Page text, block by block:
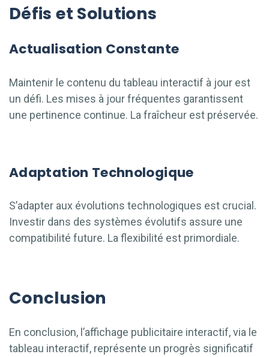
Défis et Solutions
Actualisation Constante
Maintenir le contenu du tableau interactif à jour est
un défi. Les mises à jour fréquentes garantissent
une pertinence continue. La fraîcheur est préservée.
Adaptation Technologique
S’adapter aux évolutions technologiques est crucial.
Investir dans des systèmes évolutifs assure une
compatibilité future. La flexibilité est primordiale.
Conclusion
En conclusion, l’affichage publicitaire interactif, via le
tableau interactif, représente un progrès significatif